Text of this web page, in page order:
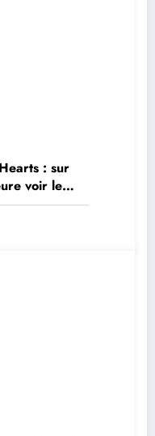
: sur
voir le